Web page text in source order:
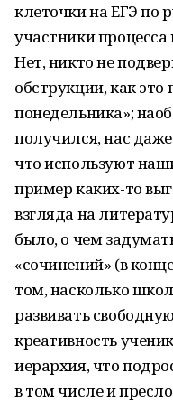
клеточки на ЕГЭ по
участники
Нет, никто не
обструкции, как
понедельника»;
получился, нас
что используют
пример каких-то
взгляда на
было, о чем
«сочинений» (в
том, насколько
развивать
креативность
иерархия, что
в том числе и